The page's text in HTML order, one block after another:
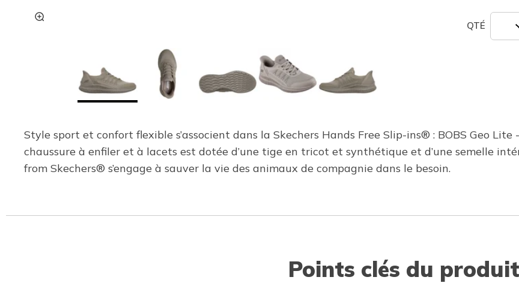
QTÉ
Style sport et confort flexible s’associent dans la Skechers Hands Free Slip-ins® : BOBS Geo
chaussure à enfiler et à lacets est dotée d’une tige en tricot et synthétique et d’une semelle
from Skechers® s’engage à sauver la vie des animaux de compagnie dans le besoin.
Points clés du produit